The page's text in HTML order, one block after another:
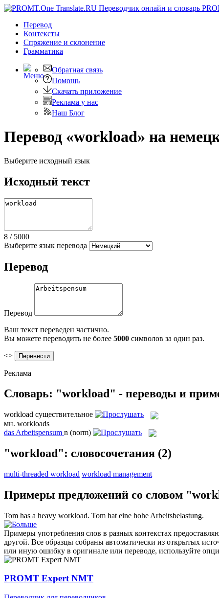
Перевод
Контексты
Спряжение и склонение
Грамматика
Обратная связь
Помощь
Скачать приложение
Реклама у нас
Наш Блог
Перевод «workload» на
Выберите исходный язык
Исходный текст
8 / 5000
Выберите язык перевода
Перевод
Перевод
Ваш текст переведен частично.
Вы можете переводить не более 5000 символов за один раз.
<>
Реклама
Словарь: "workload" - переводы и
workload существительное
мн. workloads
das Arbeitspensum n (norm)
"workload": словосочетания (2)
multi-threaded workload workload management
Примеры предложений со словом
Tom has a heavy workload. Tom hat eine hohe Arbeitsbelastung.
Примеры употребления слов в разных контекстах
другой. Все образцы собраны автоматически из открытых
или иную ошибку в оригинале или переводе, используйте
PROMT Expert NMT